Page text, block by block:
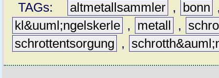
TAGs:
altmetallsammler , bonn
kl&uuml;ngelskerle , metall ,
schrottentsorgung
,